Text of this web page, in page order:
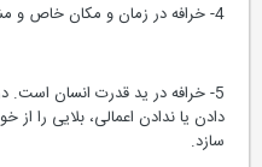
5- خرافه در ید قدرت انسان است. در
دادن یا ندادن اعمالی، بلایی را از
سازد.